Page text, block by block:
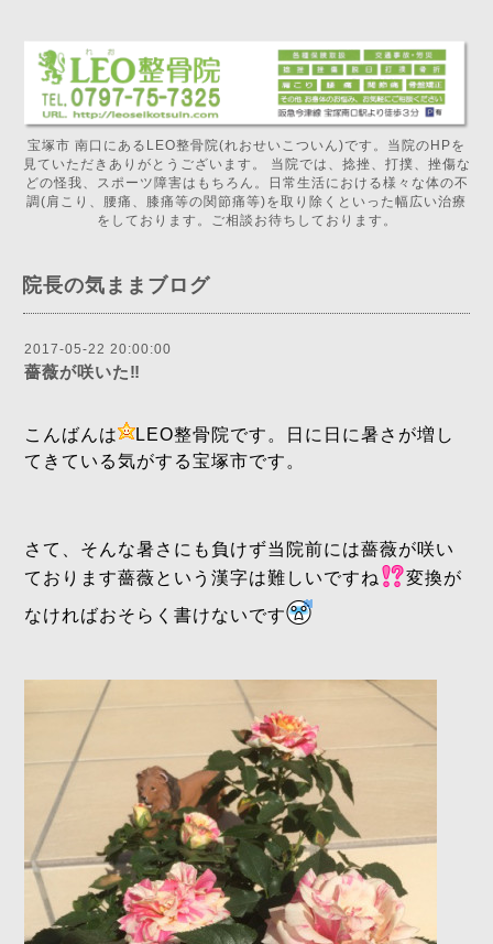
宝塚市 南口にあるLEO整骨院(れおせいこついん)です。当院のHPを
見ていただきありがとうございます。 当院では、捻挫、打撲、挫傷な
どの怪我、スポーツ障害はもちろん。日常生活における様々な体の不
調(肩こり、腰痛、膝痛等の関節痛等)を取り除くといった幅広い治療
をしております。ご相談お待ちしております。
院長の気ままブログ
2017-05-22 20:00:00
薔薇が咲いた‼️
こんばんは
LEO整骨院です。日に日に暑さが増し
てきている気がする宝塚市です。
さて、そんな暑さにも負けず当院前には薔薇が咲い
ております薔薇という漢字は難しいですね
変換が
なければおそらく書けないです